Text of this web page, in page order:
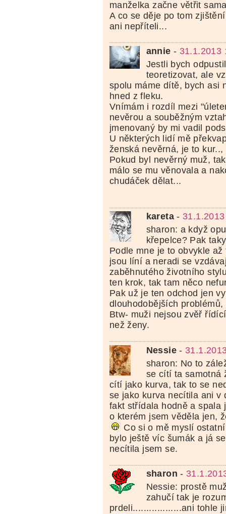
manželka začne větřit
A co se děje po tom
ani nepříteli...
annie - 31.1.2013
Jestli bych
teoretizovat, ale
spolu máme dítě, bych asi
hned z fleku.
Vnímám i rozdíl mezi
nevěrou a souběžným
jmenovaný by mi vadil
U některých lidí mě
ženská nevěrná, je to
Pokud byl nevěrný muž,
málo se mu věnovala a
chudáček dělat...
kareta-
sharon: a když
křepelce? Pak
Podle mne je to obvykle
jsou líní a neradi se
zaběhnutého životního
ten krok, tak tam něco
Pak už je ten odchod jen
dlouhodobějších
Btw- muži nejsou zvěř
než ženy.
Nessie-
sharon: No to
se cítí ta samotná
cítí jako kurva, tak to se
se jako kurva necítila ani v
fakt střídala hodně a spala
o kterém jsem věděla jen,
Co si o mě myslí
bylo ještě víc šumák a já
necítila jsem se.
sharon -
Nessie: prostě
zahučí tak je
prdeli..................ani tohle